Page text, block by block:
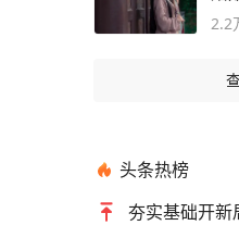
询
2.2
头条热榜
夯实基础开新